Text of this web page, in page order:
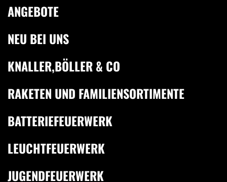
ANGEBOTE
NEU BEI UNS
KNALLER,BÖLLER & CO
RAKETEN UND FAMILIENSORTIMENTE
BATTERIEFEUERWERK
LEUCHTFEUERWERK
JUGENDFEUERWERK